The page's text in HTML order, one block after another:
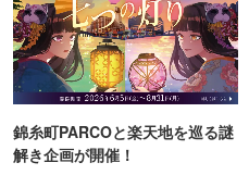
錦糸町PARCOと楽天地を巡る謎
解き企画が開催！